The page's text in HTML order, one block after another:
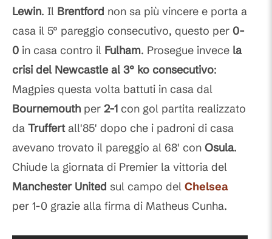
Lewin. Il Brentford non sa più vincere e porta a
casa il 5° pareggio consecutivo, questo per 0-
0 in casa contro il Fulham. Prosegue invece la
crisi del Newcastle al 3° ko consecutivo:
Magpies questa volta battuti in casa dal
Bournemouth per 2-1 con gol partita realizzato
da Truffertall'85' dopo che i padroni di casa
avevano trovato il pareggio al 68' con Osula.
Chiude la giornata di Premier la vittoria del
Manchester United sul campo del Chelsea
per 1-0 grazie alla firma di Matheus Cunha.